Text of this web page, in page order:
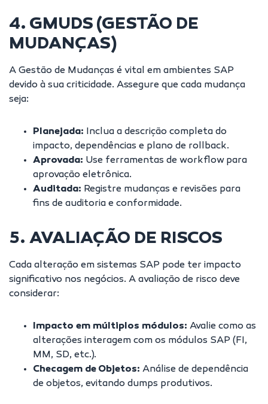
4. GMUDS (GESTÃO DE
MUDANÇAS)
A Gestão de Mudanças é vital em ambientes SAP
devido à sua criticidade. Assegure que cada mudança
seja:
Planejada: Inclua a descrição completa do
impacto, dependências e plano de rollback.
Aprovada: Use ferramentas de workflow para
aprovação eletrônica.
Auditada: Registre mudanças e revisões para
fins de auditoria e conformidade.
5. AVALIAÇÃO DE RISCOS
Cada alteração em sistemas SAP pode ter impacto
significativo nos negócios. A avaliação de risco deve
considerar:
Impacto em múltiplos módulos: Avalie como as
alterações interagem com os módulos SAP (FI,
MM, SD, etc.).
Checagem de Objetos: Análise de dependência
de objetos, evitando dumps produtivos.